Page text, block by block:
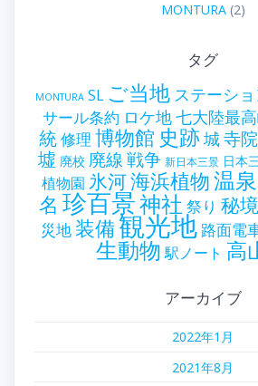
MONTURA(2)
タグ
MONTURA SL ご当地 ステーシ
サール条約 ロケ地七大陸最
統修理 博物館 史跡城寺院
墟 廃校 廃線戦争 新日本三景 日本
植物園 氷河海浜植物温泉
名 珍百景神社 祭り 秘
災地 装備観光地 路面電
生動物 駅ノート 高
アーカイブ
2022年1月
2021年8月